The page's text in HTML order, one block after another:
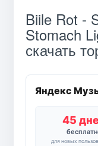
Biile Rot -
Stomach
скачать
Яндекс
45
для новых